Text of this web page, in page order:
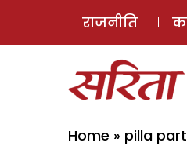
राजनीति
Home » pilla